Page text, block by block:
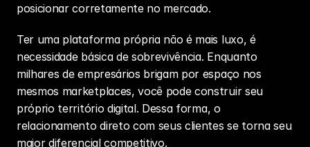
posicionar corretamente no mercado.
Ter uma plataforma própria não é mais luxo, é
necessidade básica de sobrevivência. Enquanto
milhares de empresários brigam por espaço nos
mesmos marketplaces, você pode construir seu
próprio território digital. Dessa forma, o
relacionamento direto com seus clientes se torna seu
maior diferencial competitivo.